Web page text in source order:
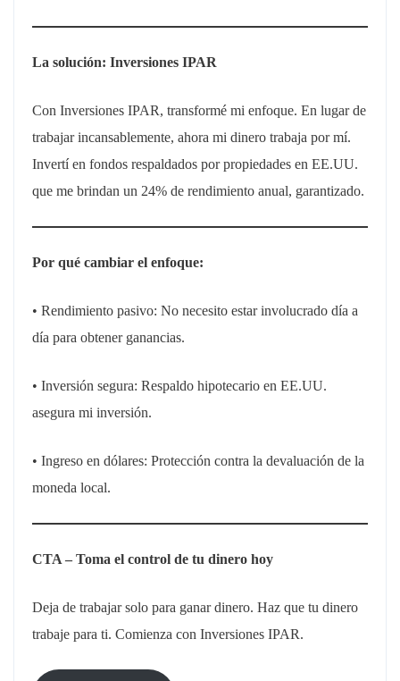
La solución: Inversiones IPAR
Con Inversiones IPAR, transformé mi enfoque. En lugar de
trabajar incansablemente, ahora mi dinero trabaja por mí.
Invertí en fondos respaldados por propiedades en EE.UU.
que me brindan un 24% de rendimiento anual, garantizado.
Por qué cambiar el enfoque:
• Rendimiento pasivo: No necesito estar involucrado día a
día para obtener ganancias.
• Inversión segura: Respaldo hipotecario en EE.UU.
asegura mi inversión.
• Ingreso en dólares: Protección contra la devaluación de la
moneda local.
CTA – Toma el control de tu dinero hoy
Deja de trabajar solo para ganar dinero. Haz que tu dinero
trabaje para ti. Comienza con Inversiones IPAR.